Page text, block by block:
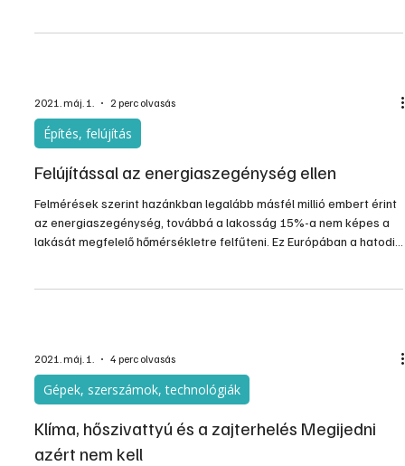
2021. máj. 1. 2 perc olvasás
Építés, felújítás
Felújítással az energiaszegénység ellen
Felmérések szerint hazánkban legalább másfél millió embert érint
az energiaszegénység, továbbá a lakosság 15%-a nem képes a
lakását megfelelő hőmérsékletre felfűteni. Ez Európában a hatodik
2021. máj. 1. 4 perc olvasás
Gépek, szerszámok, technológiák
Klíma, hőszivattyú és a zajterhelés Megijedni
azért nem kell